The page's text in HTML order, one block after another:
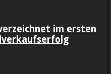
im ersten